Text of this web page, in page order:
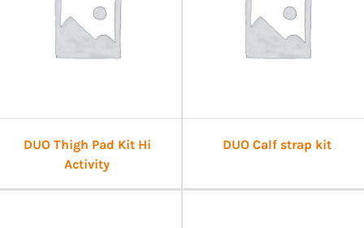
DUO Thigh Pad Kit Hi
Activity
DUO Calf strap kit